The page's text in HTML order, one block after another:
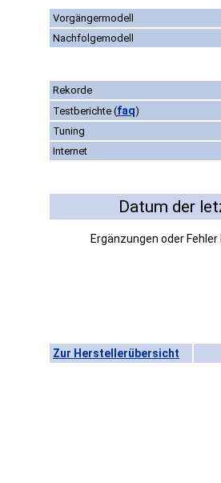
Vorgängermodell
Nachfolgemodell
Rekorde
Testberichte (faq)
Tuning
Internet
Datum der
Ergänzungen oder
Zur Herstellerübersicht